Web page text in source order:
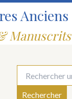
Anciens
Manuscrits